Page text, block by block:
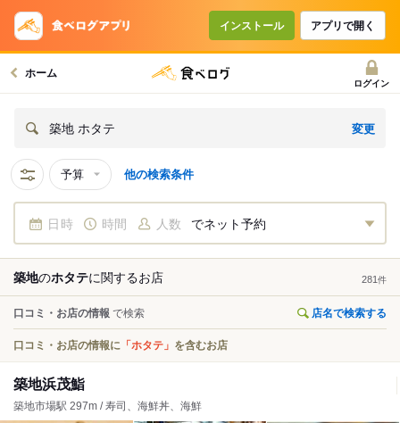
インストール アプリで開く
ホーム
ログイン
築地 ホタテ 変更
予算 他の検索条件
日時 時間 人数 でネット予約
築地のホタテに関するお店 281 件
口コミ・お店の情報 で検索 店名で検索する
口コミ・お店の情報に 「ホタテ」 を含むお店
築地浜茂鮨
築地市場駅 297m / 寿司、海鮮丼、海鮮